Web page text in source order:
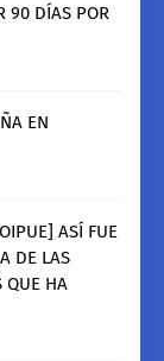
90 DÍAS POR
EN
ASÍ FUE
DE LAS
QUE HA